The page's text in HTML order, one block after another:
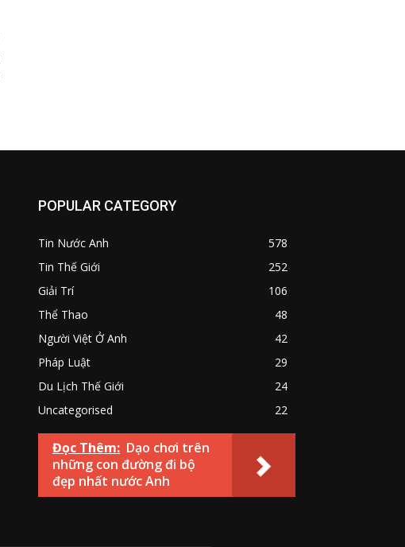
POPULAR CATEGORY
Tin Nước Anh
578
Tin Thế Giới
252
Giải Trí
106
Thể Thao
48
Người Việt Ở Anh
42
Pháp Luật
29
Du Lịch Thế Giới
24
Uncategorised
22
Đọc Thêm: Dạo chơi trên
những con đường đi bộ
đẹp nhất nước Anh